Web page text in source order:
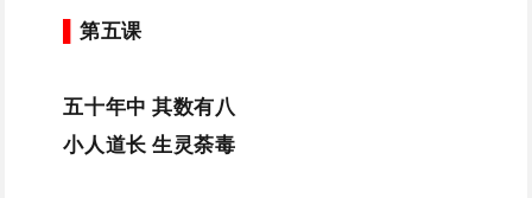
▌第五课
五十年中 其数有八
小人道长 生灵荼毒